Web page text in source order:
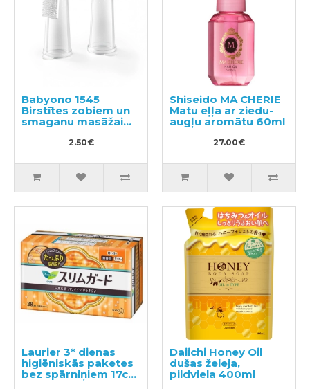
Babyono 1545
Birstītes zobiem un
smaganu masāžai
2.50€
Shiseido MA CHERIE
Matu eļļa ar ziedu-
augļu aromātu 60ml
27.00€
Laurier 3* dienas
higiēniskās paketes
bez spārniņiem 17cm
Daiichi Honey Oil
dušas želeja,
pildviela 400ml